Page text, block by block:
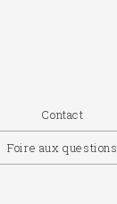
Contact
Foire aux questions